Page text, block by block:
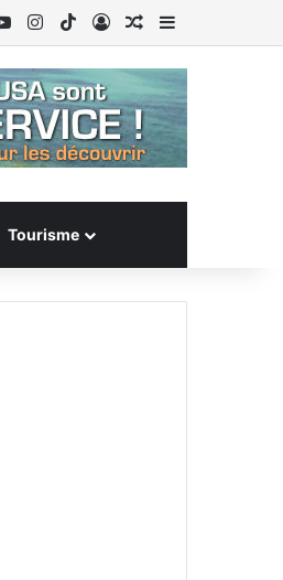
YouTubeInstagram
TikTokConnexion
Article Aléatoire
Sidebar
Tourisme